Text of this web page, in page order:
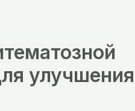
улучшения